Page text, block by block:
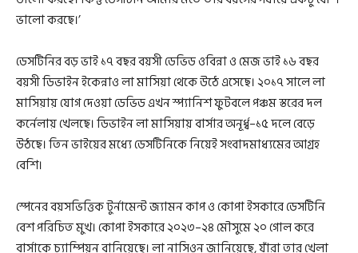
ভালো করছে।’
ডেসটিনির বড় ভাই ১৭ বছর বয়সী ডেভিড ওবিন্না ও মেজ ভাই ১৬ বছর
বয়সী ডিভাইন ইকেন্নাও লা মাসিয়া থেকে উঠে এসেছে। ২০১৭ সালে লা
মাসিয়ায় যোগ দেওয়া ডেভিড এখন স্প্যানিশ ফুটবলে পঞ্চম স্তরের দল
কর্নেলায় খেলছে। ডিভাইন লা মাসিয়ায় বার্সার অনূর্ধ্ব–১৫ দলে বেড়ে
উঠছে। তিন ভাইয়ের মধ্যে ডেসটিনিকে নিয়েই সংবাদমাধ্যমের আগ্রহ
বেশি।
স্পেনের বয়সভিত্তিক টুর্নামেন্ট জ্যামন কাপ ও কোপা ইসকারে ডেসটিনি
বেশ পরিচিত মুখ। কোপা ইসকারে ২০২৩–২৪ মৌসুমে ২০ গোল করে
বার্সাকে চ্যাম্পিয়ন বানিয়েছে। লা নাসিওন জানিয়েছে, যাঁরা তার খেলা